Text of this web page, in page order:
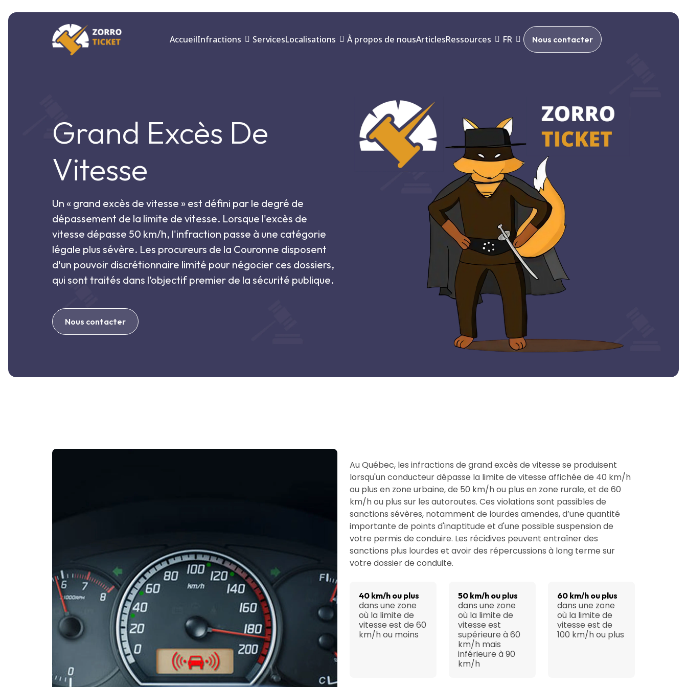
AccueilInfractions ServicesLocalisations À propos de nousArticlesRessources FR Nous contacter
Grand Excès De
Vitesse
Un « grand excès de vitesse » est défini par le degré de
dépassement de la limite de vitesse. Lorsque l'excès de
vitesse dépasse 50 km/h, l'infraction passe à une catégorie
légale plus sévère. Les procureurs de la Couronne disposent
d'un pouvoir discrétionnaire limité pour négocier ces dossiers,
qui sont traités dans l’objectif premier de la sécurité publique.
Nous contacter
Au Québec, les infractions de grand excès de vitesse se produisent
lorsqu'un conducteur dépasse la limite de vitesse affichée de 40 km/h
ou plus en zone urbaine, de 50 km/h ou plus en zone rurale, et de 60
km/h ou plus sur les autoroutes. Ces violations sont passibles de
sanctions sévères, notamment de lourdes amendes, d’une quantité
importante de points d'inaptitude et d'une possible suspension de
votre permis de conduire. Les récidives peuvent entraîner des
sanctions plus lourdes et avoir des répercussions à long terme sur
votre dossier de conduite.
40 km/h ou plus
dans une zone
où la limite de
vitesse est de 60
km/h ou moins
50 km/h ou plus
dans une zone
où la limite de
vitesse est
supérieure à 60
km/h mais
inférieure à 90
km/h
60 km/h ou plus
dans une zone
où la limite de
vitesse est de
100 km/h ou plus